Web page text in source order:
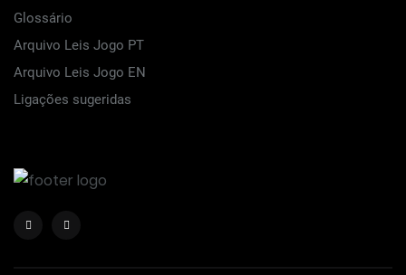
Glossário
Arquivo Leis Jogo PT
Arquivo Leis Jogo EN
Ligações sugeridas